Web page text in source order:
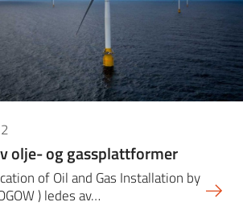
olje- og gassplattformer
of Oil and Gas Installation by
) ledes av…